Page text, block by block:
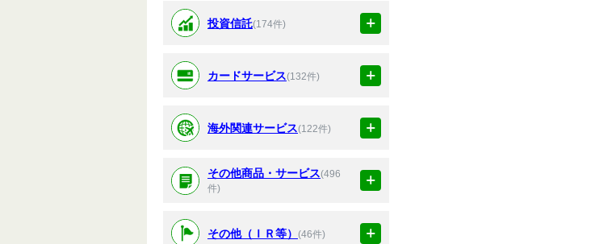
投資信託(174件)
カードサービス(132件)
海外関連サービス(122件)
その他商品・サービス(496
件)
その他（ＩＲ等） (46件)